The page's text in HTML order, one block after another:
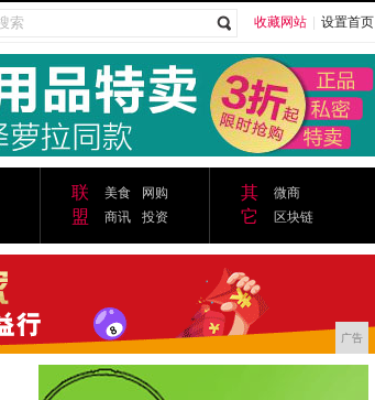
收藏网站 设置首页
联
盟
美食
网购
商讯
投资
其
它
微商
区块链
广告